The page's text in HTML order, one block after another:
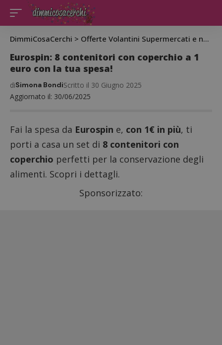
DimmiCosaCerchi > Offerte Volantini Supermercati e negozi
Eurospin: 8 contenitori con coperchio a 1
euro con la tua spesa!
Aggiornato il: 30/06/2025
diSimona BondiScritto il 30 Giugno 2025
Fai la spesa da Eurospin e, con 1€ in più, ti
porti a casa un set di 8 contenitori con
coperchio perfetti per la conservazione degli
alimenti. Scopri i dettagli.
Sponsorizzato: